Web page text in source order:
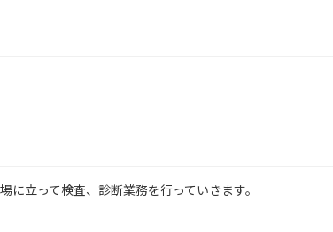
立って検査、診断業務を行っていきます。